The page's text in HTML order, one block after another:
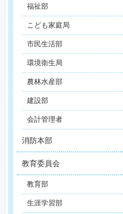
福祉部
こども家庭局
市民生活部
環境衛生局
農林水産部
建設部
会計管理者
消防本部
教育委員会
教育部
生涯学習部